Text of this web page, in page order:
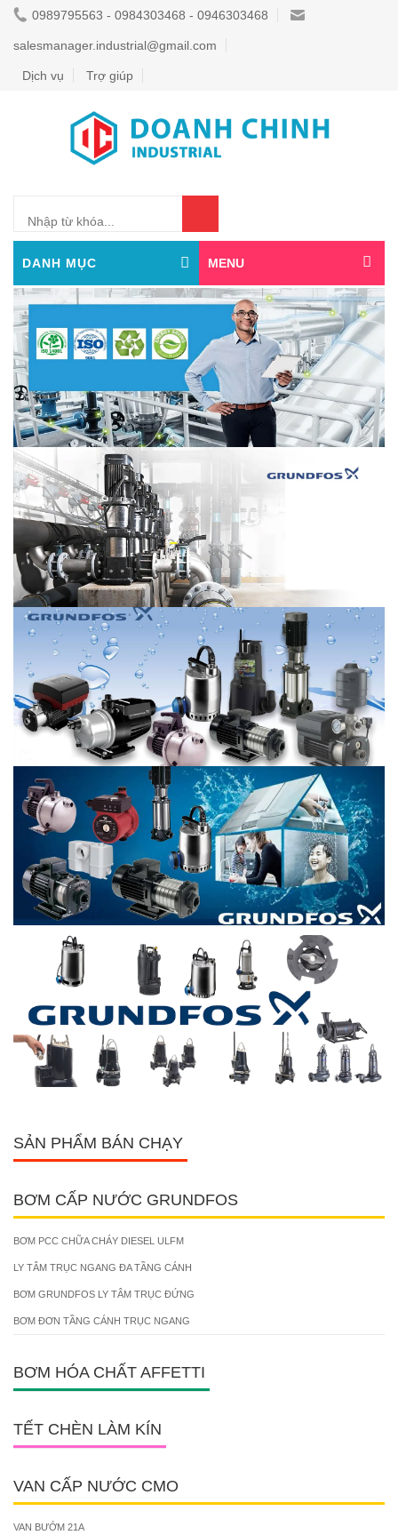
0989795563 - 0984303468 - 0946303468
salesmanager.industrial@gmail.com
Dịch vụ Trợ giúp
DANH MỤC MENU
SẢN PHẨM BÁN CHẠY
BƠM CẤP NƯỚC GRUNDFOS
BƠM PCC CHỮA CHÁY DIESEL ULFM
LY TÂM TRỤC NGANG ĐA TẦNG CÁNH
BƠM GRUNDFOS LY TÂM TRỤC ĐỨNG
BƠM ĐƠN TẦNG CÁNH TRỤC NGANG
BƠM HÓA CHẤT AFFETTI
TẾT CHÈN LÀM KÍN
VAN CẤP NƯỚC CMO
VAN BƯỚM 21A